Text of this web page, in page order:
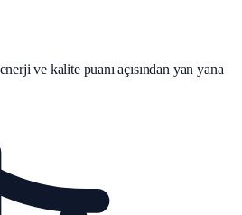
ve kalite puanı açısından yan yana